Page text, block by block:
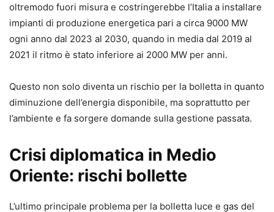
oltremodo fuori misura e costringerebbe l’Italia a installare
impianti di produzione energetica pari a circa 9000 MW
ogni anno dal 2023 al 2030, quando in media dal 2019 al
2021 il ritmo è stato inferiore ai 2000 MW per anni.
Questo non solo diventa un rischio per la bolletta in quanto
diminuzione dell’energia disponibile, ma soprattutto per
l’ambiente e fa sorgere domande sulla gestione passata.
Crisi diplomatica in Medio
Oriente: rischi bollette
L’ultimo principale problema per la bolletta luce e gas del